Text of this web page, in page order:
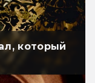
который